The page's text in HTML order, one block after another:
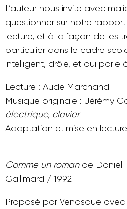
L’auteur nous invite avec
questionner sur notre
lecture, et à la façon de les
particulier dans le cadre
intelligent, drôle, et qui parle
Lecture : Aude Marchand
Musique originale : Jérémy
électrique, clavier
Adaptation et mise en
Comme un roman de Daniel
Gallimard / 1992
Proposé par Venasque avec